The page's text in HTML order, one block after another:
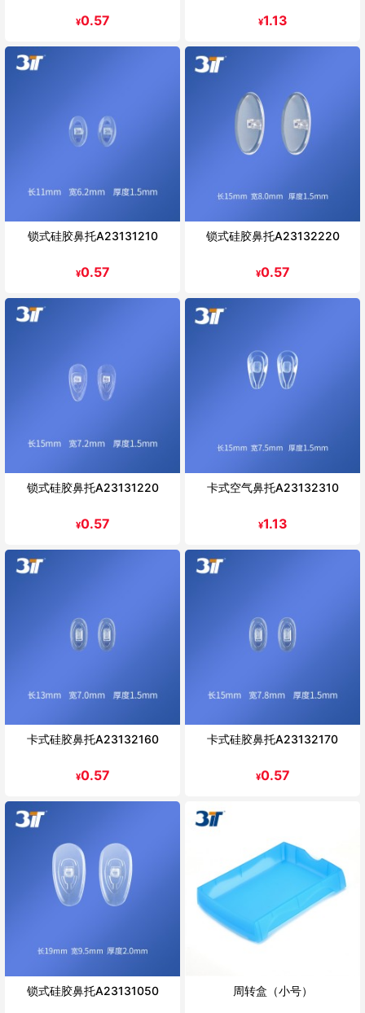
¥0.57 ¥1.13
锁式硅胶鼻托A23131210
¥0.57
锁式硅胶鼻托A23132220
¥0.57
锁式硅胶鼻托A23131220
¥0.57
卡式空气鼻托A23132310
¥1.13
卡式硅胶鼻托A23132160
¥0.57
卡式硅胶鼻托A23132170
¥0.57
锁式硅胶鼻托A23131050 周转盒（小号）